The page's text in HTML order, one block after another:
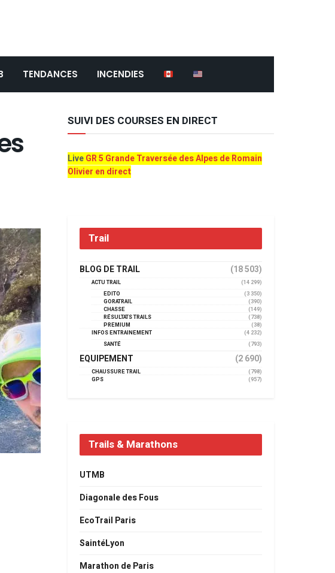
TENDANCES INCENDIES
SUIVI DES COURSES EN DIRECT
LiveGR 5 Grande Traversée des Alpes de Romain
Olivier en direct
Trail
BLOG DE TRAIL (18 503)
ACTU TRAIL
(14 299)
EDITO
(3 350)
GORATRAIL
(390)
CHASSE
(149)
RÉSULTATS TRAILS
(738)
PREMIUM
(38)
INFOS ENTRAINEMENT
(4 232)
SANTÉ
(793)
EQUIPEMENT (2 690)
CHAUSSURE TRAIL
(798)
GPS
(957)
Trails & Marathons
UTMB
Diagonale des Fous
EcoTrail Paris
SaintéLyon
Marathon de Paris